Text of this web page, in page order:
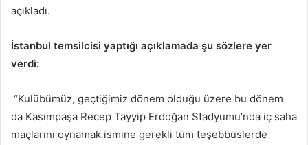
açıkladı.
İstanbul temsilcisi yaptığı açıklamada şu sözlere yer
verdi:
“Kulübümüz, geçtiğimiz dönem olduğu üzere bu dönem
da Kasımpaşa Recep Tayyip Erdoğan Stadyumu’nda iç saha
maçlarını oynamak ismine gerekli tüm teşebbüslerde